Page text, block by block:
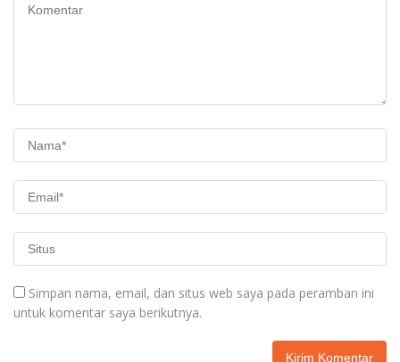
Simpan nama, email, dan situs web saya pada peramban ini
untuk komentar saya berikutnya.